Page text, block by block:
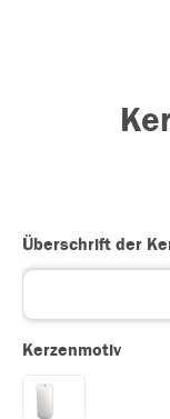
Überschrift der
Kerzenmotiv